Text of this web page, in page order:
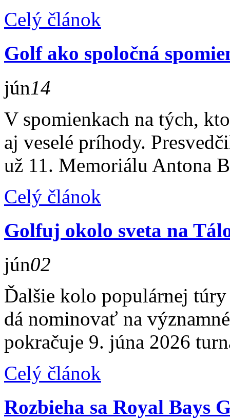
Celý článok
Golf ako spoločná
jún14
V spomienkach na tých,
aj veselé príhody.
už 11. Memoriálu Antona
Celý článok
Golfuj okolo sveta na
jún02
Ďalšie kolo populárnej
dá nominovať na
pokračuje 9. júna 2026
Celý článok
Rozbieha sa Royal Bays